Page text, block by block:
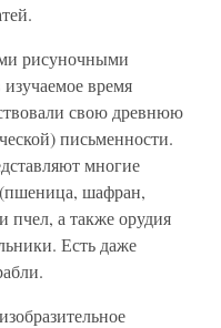
рисуночными
время
свою древнюю
письменности.
многие
(пшеница, шафран,
а также орудия
Есть даже